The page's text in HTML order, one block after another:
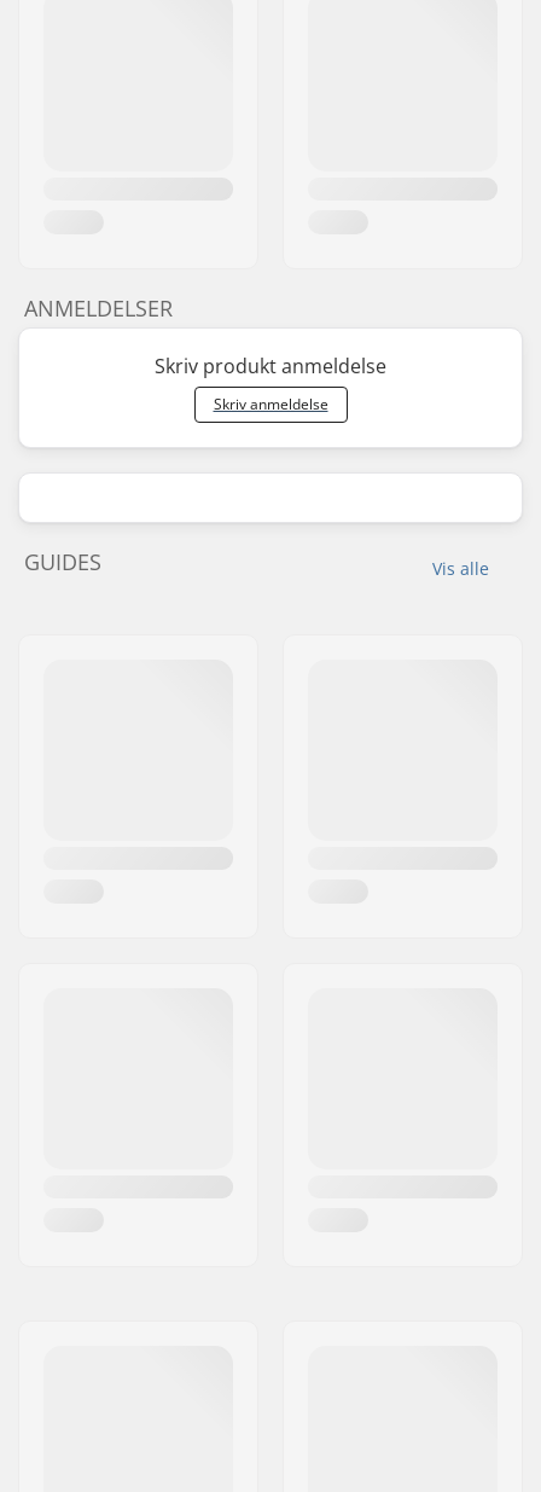
ANMELDELSER
Skriv produkt anmeldelse
Skriv anmeldelse
Vis alle
GUIDES